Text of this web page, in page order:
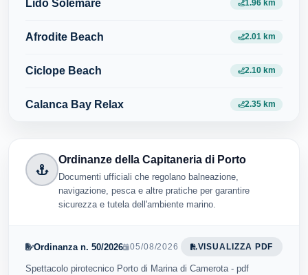
Lido Solemare 1.96 km
Afrodite Beach 2.01 km
Ciclope Beach 2.10 km
Calanca Bay Relax 2.35 km
Ordinanze della Capitaneria di Porto
Documenti ufficiali che regolano balneazione,
navigazione, pesca e altre pratiche per garantire
sicurezza e tutela dell'ambiente marino.
Ordinanza n. 50/2026 05/08/2026 VISUALIZZA PDF
Spettacolo pirotecnico Porto di Marina di Camerota - pdf